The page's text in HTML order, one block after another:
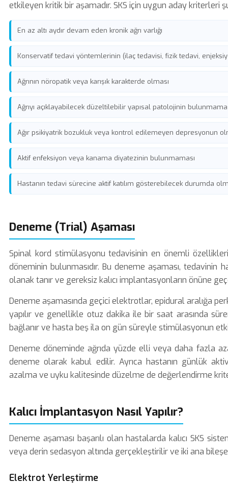
etkileyen kritik bir aşamadır. SKS için uygun aday kriterleri
En az altı aydır devam eden kronik ağrı varlığı
Konservatif tedavi yöntemlerinin (ilaç tedavisi, fizik tedavi,
Ağrının nöropatik veya karışık karakterde olması
Ağrıyı açıklayabilecek düzeltilebilir yapısal patolojinin
Ağır psikiyatrik bozukluk veya kontrol edilemeyen depresyonun
Aktif enfeksiyon veya kanama diyatezinin bulunmaması
Hastanın tedavi sürecine aktif katılım gösterebilecek durumda
Deneme (Trial) Aşaması
Spinal kord stimülasyonu tedavisinin en önemli
döneminin bulunmasıdır. Bu deneme aşaması,
olanak tanır ve gereksiz kalıcı implantasyonların önüne
Deneme aşamasında geçici elektrotlar, epidural aralığa
yapılır ve genellikle otuz dakika ile bir saat arasında
bağlanır ve hasta beş ila on gün süreyle stimülasyonun
Deneme döneminde ağrıda yüzde elli veya daha fazla
deneme olarak kabul edilir. Ayrıca hastanın günlük
azalma ve uyku kalitesinde düzelme de değerlendirme
Kalıcı İmplantasyon Nasıl Yapılır?
Deneme aşaması başarılı olan hastalarda kalıcı SKS
veya derin sedasyon altında gerçekleştirilir ve iki ana
Elektrot Yerleştirme